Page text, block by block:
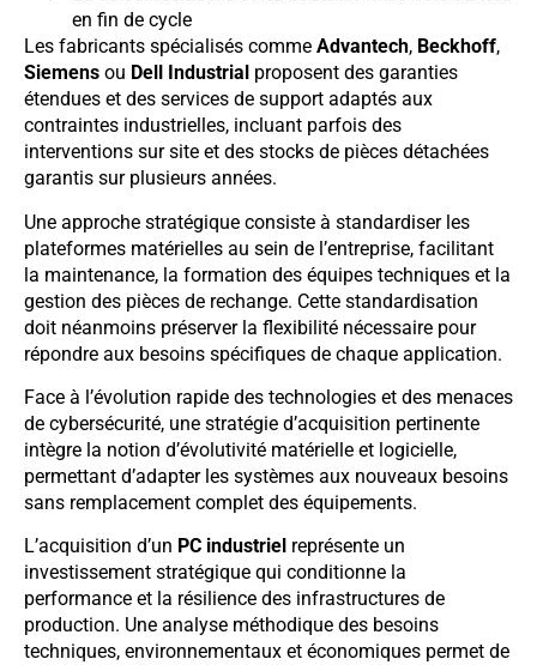
en fin de cycle
Les fabricants spécialisés comme Advantech, Beckhoff,
Siemens ou Dell Industrial proposent des garanties
étendues et des services de support adaptés aux
contraintes industrielles, incluant parfois des
interventions sur site et des stocks de pièces détachées
garantis sur plusieurs années.
Une approche stratégique consiste à standardiser les
plateformes matérielles au sein de l’entreprise, facilitant
la maintenance, la formation des équipes techniques et la
gestion des pièces de rechange. Cette standardisation
doit néanmoins préserver la flexibilité nécessaire pour
répondre aux besoins spécifiques de chaque application.
Face à l’évolution rapide des technologies et des menaces
de cybersécurité, une stratégie d’acquisition pertinente
intègre la notion d’évolutivité matérielle et logicielle,
permettant d’adapter les systèmes aux nouveaux besoins
sans remplacement complet des équipements.
L’acquisition d’un PC industriel représente un
investissement stratégique qui conditionne la
performance et la résilience des infrastructures de
production. Une analyse méthodique des besoins
techniques, environnementaux et économiques permet de